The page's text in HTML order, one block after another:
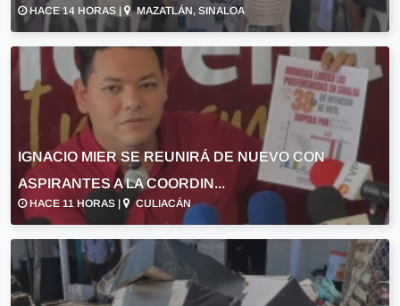
HACE 14 HORAS | MAZATLÁN, SINALOA
IGNACIO MIER SE REUNIRÁ DE NUEVO CON
ASPIRANTES A LA COORDIN...
HACE 11 HORAS | CULIACÁN